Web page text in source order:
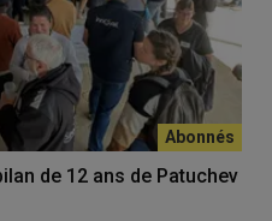
de 12 ans de Patuchev